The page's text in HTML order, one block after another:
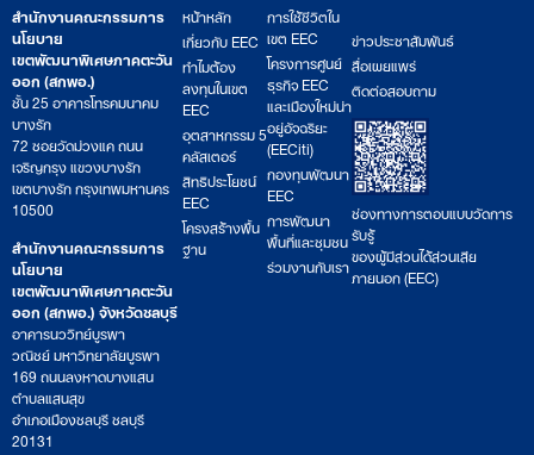
สำนักงานคณะกรรมการ
นโยบาย
เขตพัฒนาพิเศษภาคตะวัน
ออก (สกพอ.)
ชั้น 25 อาคารโทรคมนาคม
บางรัก
72 ซอยวัดม่วงแค ถนน
เจริญกรุง แขวงบางรัก
เขตบางรัก กรุงเทพมหานคร
10500
สำนักงานคณะกรรมการ
นโยบาย
เขตพัฒนาพิเศษภาคตะวัน
ออก (สกพอ.) จังหวัดชลบุรี
อาคารนววิทย์บูรพา
วณิชย์ มหาวิทยาลัยบูรพา
169 ถนนลงหาดบางแสน
ตำบลแสนสุข
อำเภอเมืองชลบุรี ชลบุรี
20131
หน้าหลัก
เกี่ยวกับ EEC
ทำไมต้อง
ลงทุนในเขต
EEC
อุตสาหกรรม 5
คลัสเตอร์
สิทธิประโยชน์
EEC
โครงสร้างพื้น
ฐาน
การใช้ชีวิตใน
เขต EEC
โครงการศูนย์
ธุรกิจ EEC
และเมืองใหม่น่า
อยู่อัจฉริยะ
(EECiti)
กองทุนพัฒนา
EEC
การพัฒนา
พื้นที่และชุมชน
ร่วมงานกับเรา
ข่าวประชาสัมพันธ์
สื่อเผยแพร่
ติดต่อสอบถาม
ช่องทางการตอบแบบวัดการ
รับรู้
ของผู้มีส่วนได้ส่วนเสีย
ภายนอก (EEC)